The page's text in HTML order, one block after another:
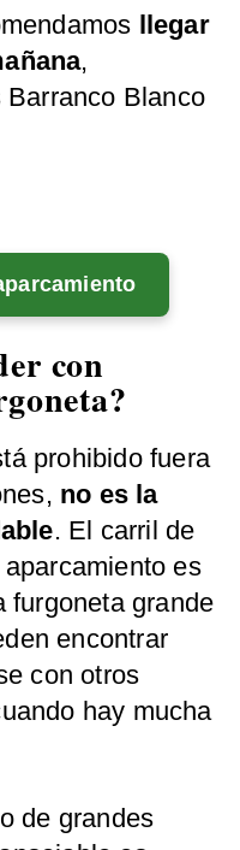
llegar
,
Blanco
con
prohibido fuera
no es la
. El carril de
es
furgoneta grande
encontrar
con otros
hay mucha
de grandes